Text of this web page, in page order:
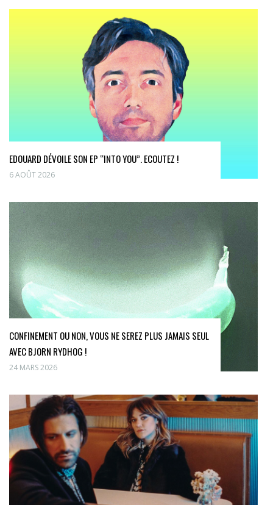
EDOUARD DÉVOILE SON EP “INTO YOU”. ECOUTEZ !
6 AOÛT 2026
CONFINEMENT OU NON, VOUS NE SEREZ PLUS JAMAIS SEUL
AVEC BJORN RYDHOG !
24 MARS 2026